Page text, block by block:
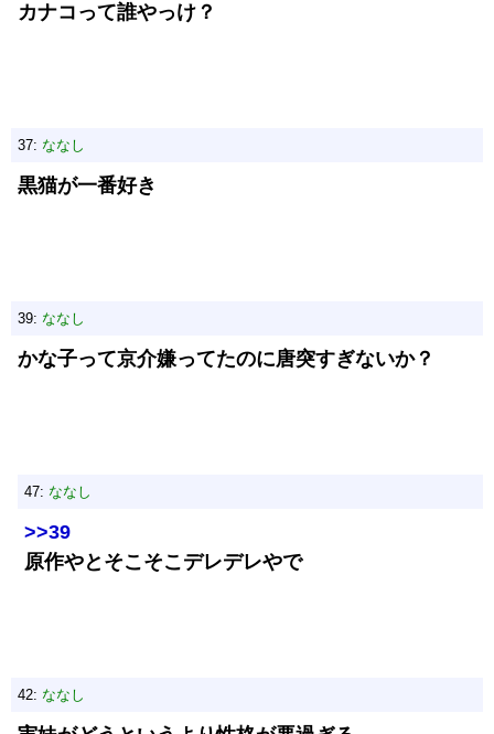
カナコって誰やっけ？
37: ななし
黒猫が一番好き
39: ななし
かな子って京介嫌ってたのに唐突すぎないか？
47: ななし
>>39
原作やとそこそこデレデレやで
42: ななし